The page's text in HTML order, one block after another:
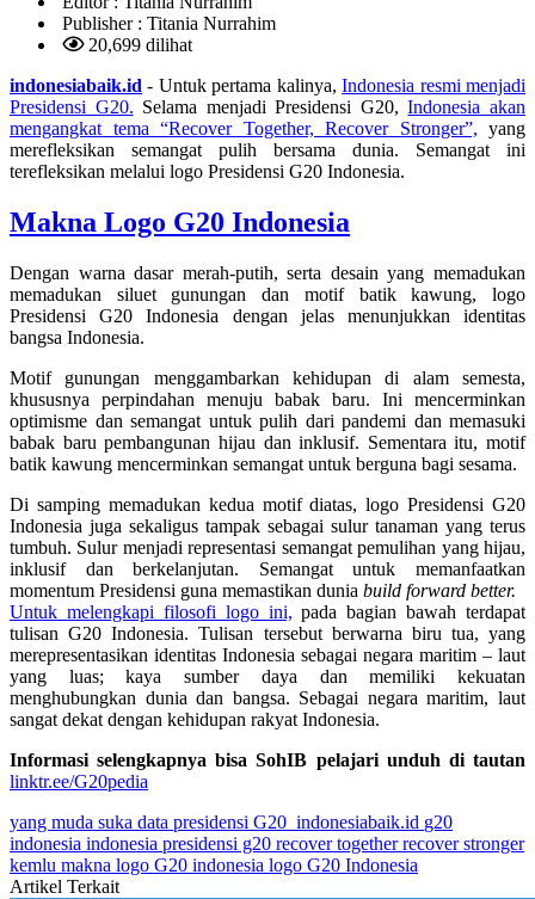
Publisher : Titania Nurrahim
20,699 dilihat
indonesiabaik.id - Untuk pertama kalinya,Indonesia resmi menjadi
Presidensi G20. Selama menjadi Presidensi G20,Indonesia akan
mengangkat tema “Recover Together, Recover Stronger”, yang
merefleksikan semangat pulih bersama dunia. Semangat ini
terefleksikan melalui logo Presidensi G20 Indonesia.
Makna Logo G20 Indonesia
Dengan warna dasar merah-putih, serta desain yang memadukan
memadukan siluet gunungan dan motif batik kawung, logo
Presidensi G20 Indonesia dengan jelas menunjukkan identitas
bangsa Indonesia.
Motif gunungan menggambarkan kehidupan di alam semesta,
khususnya perpindahan menuju babak baru. Ini mencerminkan
optimisme dan semangat untuk pulih dari pandemi dan memasuki
babak baru pembangunan hijau dan inklusif. Sementara itu, motif
batik kawung mencerminkan semangat untuk berguna bagi sesama.
Di samping memadukan kedua motif diatas, logo Presidensi G20
Indonesia juga sekaligus tampak sebagai sulur tanaman yang terus
tumbuh. Sulur menjadi representasi semangat pemulihan yang hijau,
inklusif dan berkelanjutan. Semangat untuk memanfaatkan
momentum Presidensi guna memastikan dunia build forward better.
Untuk melengkapi filosofi logo ini, pada bagian bawah terdapat
tulisan G20 Indonesia. Tulisan tersebut berwarna biru tua, yang
merepresentasikan identitas Indonesia sebagai negara maritim – laut
yang luas; kaya sumber daya dan memiliki kekuatan
menghubungkan dunia dan bangsa. Sebagai negara maritim, laut
sangat dekat dengan kehidupan rakyat Indonesia.
Informasi selengkapnya bisa SohIB pelajari unduh di tautan
linktr.ee/G20pedia
yang muda suka data presidensi G20 indonesiabaik.id g20
indonesia indonesia presidensi g20 recover together recover stronger
kemlu makna logo G20 indonesia logo G20 Indonesia
Artikel Terkait